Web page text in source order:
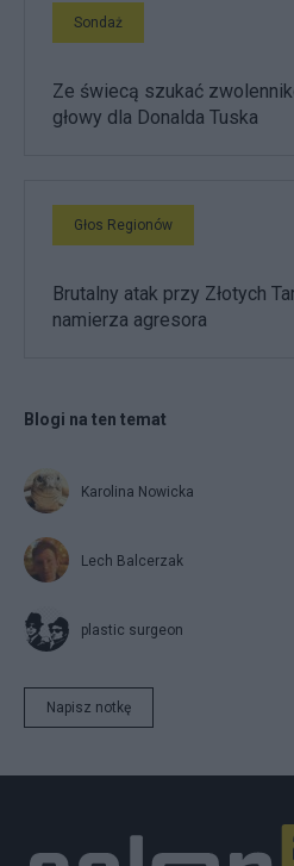
Sondaż
Ze świecą szukać
głowy dla Donalda Tuska
Głos Regionów
Brutalny atak przy Złotych
namierza agresora
Blogi na ten temat
Karolina Nowicka
Lech Balcerzak
plastic surgeon
Napisz notkę